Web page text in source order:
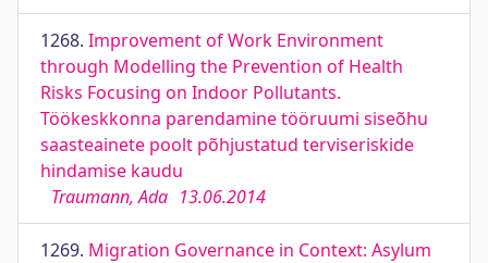
1268. Improvement of Work Environment
through Modelling the Prevention of Health
Risks Focusing on Indoor Pollutants.
Töökeskkonna parendamine tööruumi siseõhu
saasteainete poolt põhjustatud terviseriskide
hindamise kaudu
Traumann, Ada 13.06.2014
1269. Migration Governance in Context: Asylum